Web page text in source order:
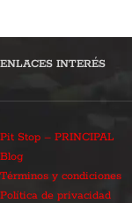
ENLACES INTERÉS
Pit Stop – PRINCIPAL
Blog
Términos y condiciones
Política de privacidad